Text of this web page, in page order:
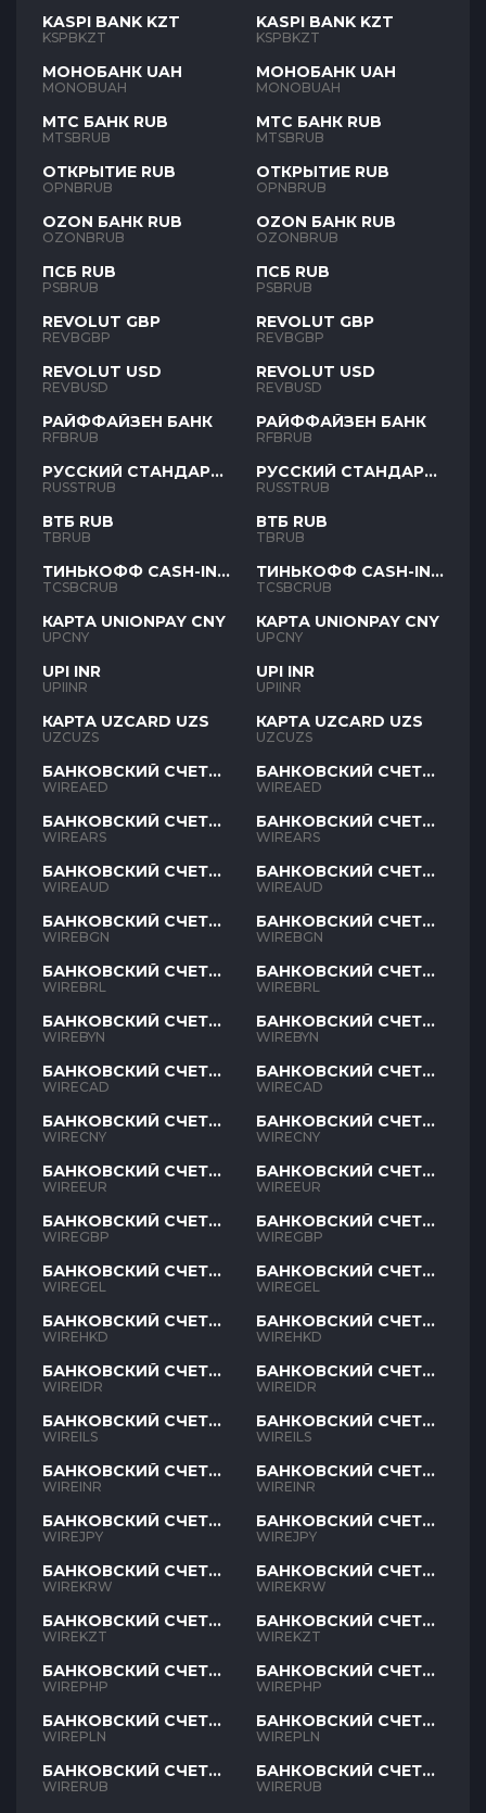
KASPI BANK KZT
KSPBKZT
МОНОБАНК UAH
MONOBUAH
МТС БАНК RUB
MTSBRUB
ОТКРЫТИЕ RUB
OPNBRUB
OZON БАНК RUB
OZONBRUB
ПСБ RUB
PSBRUB
REVOLUT GBP
REVBGBP
REVOLUT USD
REVBUSD
РАЙФФАЙЗЕН БАНК
RFBRUB
РУССКИЙ СТАНДАРТ
RUB
RUSSTRUB
ВТБ RUB
TBRUB
ТИНЬКОФФ CASH-IN
RUB
TCSBCRUB
КАРТА UNIONPAY CNY
UPCNY
UPI INR
UPIINR
КАРТА UZCARD UZS
UZCUZS
БАНКОВСКИЙ СЧЕТ
AED
WIREAED
БАНКОВСКИЙ СЧЕТ
ARS
WIREARS
БАНКОВСКИЙ СЧЕТ
AUD
WIREAUD
БАНКОВСКИЙ СЧЕТ
BGN
WIREBGN
БАНКОВСКИЙ СЧЕТ
BRL
WIREBRL
БАНКОВСКИЙ СЧЕТ
BYN
WIREBYN
БАНКОВСКИЙ СЧЕТ
CAD
WIRECAD
БАНКОВСКИЙ СЧЕТ
CNY
WIRECNY
БАНКОВСКИЙ СЧЕТ
EUR
WIREEUR
БАНКОВСКИЙ СЧЕТ
GBP
WIREGBP
БАНКОВСКИЙ СЧЕТ
GEL
WIREGEL
БАНКОВСКИЙ СЧЕТ
HKD
WIREHKD
БАНКОВСКИЙ СЧЕТ
IDR
WIREIDR
БАНКОВСКИЙ СЧЕТ
ILS
WIREILS
БАНКОВСКИЙ СЧЕТ
INR
WIREINR
БАНКОВСКИЙ СЧЕТ
JPY
WIREJPY
БАНКОВСКИЙ СЧЕТ
KRW
WIREKRW
БАНКОВСКИЙ СЧЕТ
KZT
WIREKZT
БАНКОВСКИЙ СЧЕТ
PHP
WIREPHP
БАНКОВСКИЙ СЧЕТ
PLN
WIREPLN
БАНКОВСКИЙ СЧЕТ
RUB
WIRERUB
KASPI BANK KZT
KSPBKZT
МОНОБАНК UAH
MONOBUAH
МТС БАНК RUB
MTSBRUB
ОТКРЫТИЕ RUB
OPNBRUB
OZON БАНК RUB
OZONBRUB
ПСБ RUB
PSBRUB
REVOLUT GBP
REVBGBP
REVOLUT USD
REVBUSD
РАЙФФАЙЗЕН БАНК
RFBRUB
РУССКИЙ СТАНДАРТ
RUB
RUSSTRUB
ВТБ RUB
TBRUB
ТИНЬКОФФ CASH-IN
RUB
TCSBCRUB
КАРТА UNIONPAY CNY
UPCNY
UPI INR
UPIINR
КАРТА UZCARD UZS
UZCUZS
БАНКОВСКИЙ СЧЕТ
AED
WIREAED
БАНКОВСКИЙ СЧЕТ
ARS
WIREARS
БАНКОВСКИЙ СЧЕТ
AUD
WIREAUD
БАНКОВСКИЙ СЧЕТ
BGN
WIREBGN
БАНКОВСКИЙ СЧЕТ
BRL
WIREBRL
БАНКОВСКИЙ СЧЕТ
BYN
WIREBYN
БАНКОВСКИЙ СЧЕТ
CAD
WIRECAD
БАНКОВСКИЙ СЧЕТ
CNY
WIRECNY
БАНКОВСКИЙ СЧЕТ
EUR
WIREEUR
БАНКОВСКИЙ СЧЕТ
GBP
WIREGBP
БАНКОВСКИЙ СЧЕТ
GEL
WIREGEL
БАНКОВСКИЙ СЧЕТ
HKD
WIREHKD
БАНКОВСКИЙ СЧЕТ
IDR
WIREIDR
БАНКОВСКИЙ СЧЕТ
ILS
WIREILS
БАНКОВСКИЙ СЧЕТ
INR
WIREINR
БАНКОВСКИЙ СЧЕТ
JPY
WIREJPY
БАНКОВСКИЙ СЧЕТ
KRW
WIREKRW
БАНКОВСКИЙ СЧЕТ
KZT
WIREKZT
БАНКОВСКИЙ СЧЕТ
PHP
WIREPHP
БАНКОВСКИЙ СЧЕТ
PLN
WIREPLN
БАНКОВСКИЙ СЧЕТ
RUB
WIRERUB